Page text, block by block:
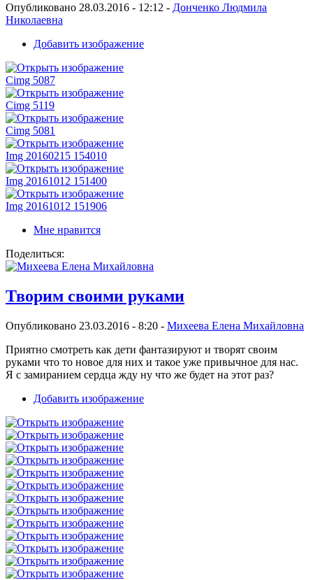
Опубликовано 28.03.2016 - 12:12 - Донченко Людмила
Николаевна
Добавить изображение
Cimg 5087
Cimg 5119
Cimg 5081
Img 20160215 154010
Img 20161012 151400
Img 20161012 151906
Мне нравится
Поделиться:
Творим своими руками
Опубликовано 23.03.2016 - 8:20 - Михеева Елена Михайловна
Приятно смотреть как дети фантазируют и творят своим
руками что то новое для них и такое уже привычное для нас.
Я с замиранием сердца жду ну что же будет на этот раз?
Добавить изображение